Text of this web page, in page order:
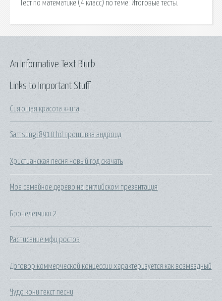
Тест по математике (4 класс) по теме: Итоговые тесты.
Links to Important Stuff
Сияющая красота книга
Samsung i8910 hd прошивка андроид
Христианская песня новый год скачать
Мое семейное дерево на английском презентация
Бронелетчики 2
Расписание мфц ростов
Договор коммерческой концессии характеризуется как возмездный
Чудо кони текст песни
An Informative Text Blurb